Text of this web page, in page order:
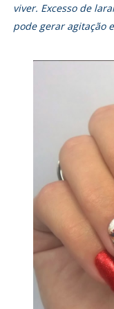
viver. Excesso de
pode gerar agitação